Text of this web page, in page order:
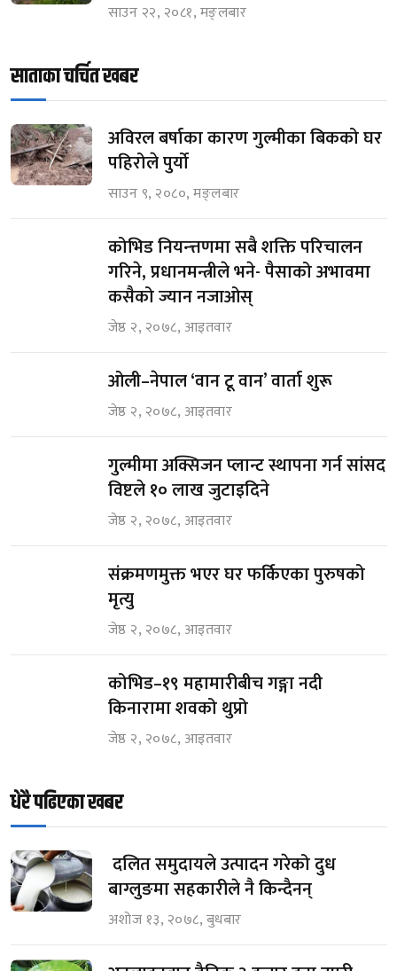
साउन २२, २०८१, मङ्लबार
साताका चर्चित खबर
अविरल बर्षाका कारण गुल्मीका बिकको घर
पहिरोले पुर्यो
साउन ९, २०८०, मङ्लबार
कोभिड नियन्त्तणमा सबै शक्ति परिचालन
गरिने, प्रधानमन्त्रीले भने- पैसाको अभावमा
कसैको ज्यान नजाओस्
जेष्ठ २, २०७८, आइतवार
ओली–नेपाल ‘वान टू वान’ वार्ता शुरू
जेष्ठ २, २०७८, आइतवार
गुल्मीमा अक्सिजन प्लान्ट स्थापना गर्न सांसद
विष्टले १० लाख जुटाइदिने
जेष्ठ २, २०७८, आइतवार
संक्रमणमुक्त भएर घर फर्किएका पुरुषको
मृत्यु
जेष्ठ २, २०७८, आइतवार
कोभिड–१९ महामारीबीच गङ्गा नदी
किनारामा शवको थुप्रो
जेष्ठ २, २०७८, आइतवार
धेरै पढिएका खबर
दलित समुदायले उत्पादन गरेको दुध
बाग्लुङमा सहकारीले नै किन्दैनन्
अशोज १३, २०७८, बुधबार